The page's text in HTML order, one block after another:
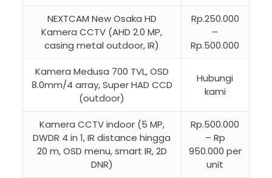
NEXTCAM New Osaka HD
Kamera CCTV (AHD 2.0 MP,
casing metal outdoor, IR)
Rp.250.000
–
Rp.500.000
Kamera Medusa 700 TVL, OSD
8.0mm/4 array, Super HAD CCD
(outdoor)
Hubungi
kami
Kamera CCTV indoor (5 MP,
DWDR 4 in 1, IR distance hingga
20 m, OSD menu, smart IR, 2D
DNR)
Rp.500.000
– Rp
950.000 per
unit